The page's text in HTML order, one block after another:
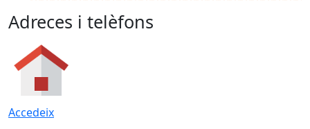
Adreces i telèfons
Accedeix